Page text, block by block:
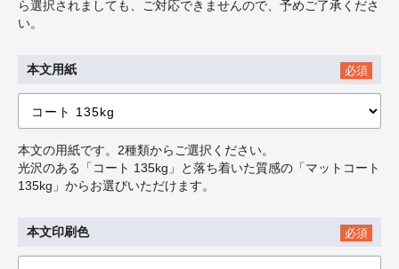
ら選択されましても、ご対応できませんので、予めご了承くださ
い。
本文用紙 必須
本文の用紙です。2種類からご選択ください。
光沢のある「コート 135kg」と落ち着いた質感の「マットコート
135kg」からお選びいただけます。
本文印刷色 必須